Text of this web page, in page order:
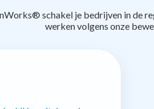
schakel je bedrijven in de
werken volgens onze